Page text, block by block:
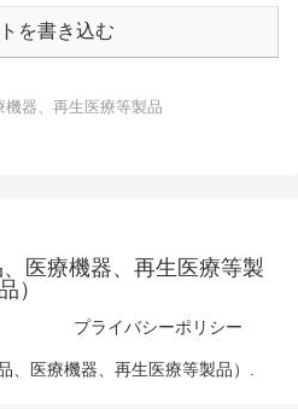
を書き込む
機器、再生医療等製品
医療機器、再生医療等製
品）
プライバシーポリシー
医療機器、再生医療等製品）.